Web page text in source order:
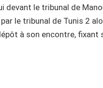
devant le tribunal de
le tribunal de Tunis 2
à son encontre, fixant